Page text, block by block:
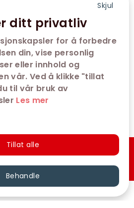
Skjul
ditt privatliv
for å forbedre
din, vise personlig
eller innhold og
vår. Ved å klikke "tillat
til vår bruk av
Les mer
Tillat alle
Behandle Hurtigkjøp